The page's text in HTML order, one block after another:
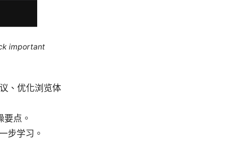
important
、优化浏览体
点。
步学习。